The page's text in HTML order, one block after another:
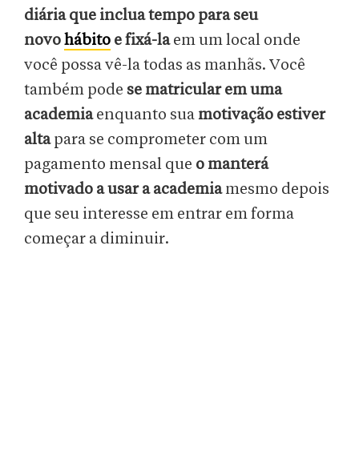
diária que inclua tempo para seu
novohábito e fixá-laem um local onde
você possa vê-la todas as manhãs. Você
também pode se matricular em uma
academiaenquanto sua motivação estiver
altapara se comprometer com um
pagamento mensal que o manterá
motivado a usar a academiamesmo depois
que seu interesse em entrar em forma
começar a diminuir.